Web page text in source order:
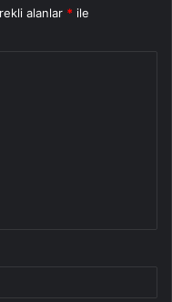
alanlar * ile